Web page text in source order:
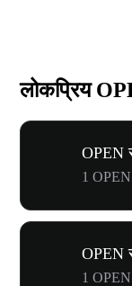
लोकप्रिय
OPEN
1
OPEN
1